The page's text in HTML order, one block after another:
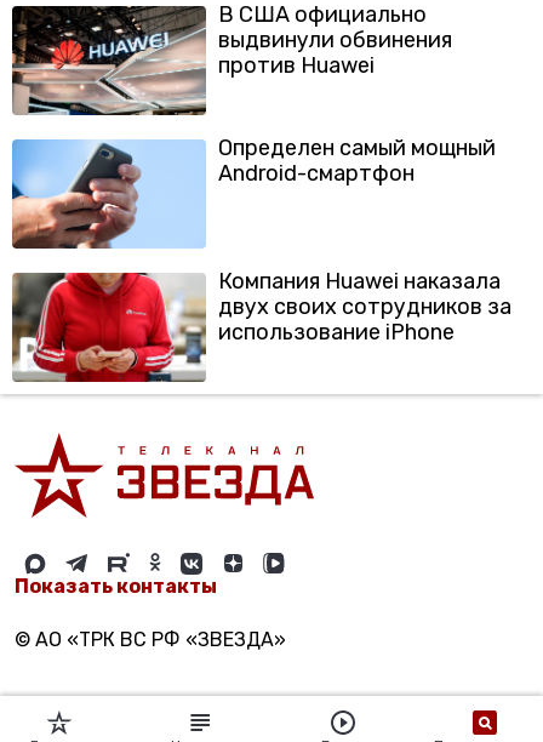
В США официально
выдвинули обвинения
против Huawei
Определен самый мощный
Android-смартфон
Компания Huawei наказала
двух своих сотрудников за
использование iPhone
Показать контакты
© АО «ТРК ВС РФ «ЗВЕЗДА»